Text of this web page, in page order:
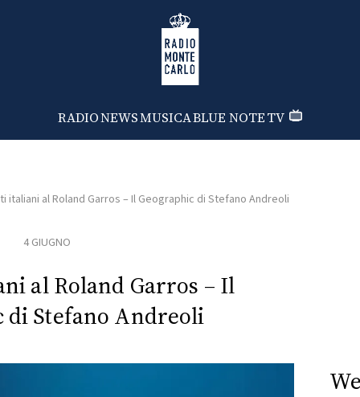
Radio Monte Carlo
RADIONEWSMUSICABLUE NOTETV
italiani al Roland Garros – Il Geographic di Stefano Andreoli
4 GIUGNO
al Roland Garros – Il
di Stefano Andreoli